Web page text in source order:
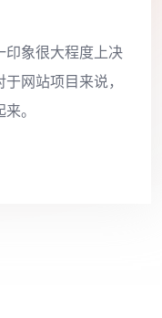
象很大程度上决
网站项目来说，
。